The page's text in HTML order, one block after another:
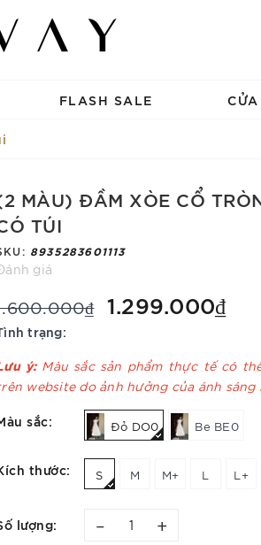
FLASH SALE
MÀU) ĐẦM XÒE CỔ
TÚI
8935283601113
giá
1.299.000₫
trạng:
ý: Màu sắc sản phẩm thực tế có
website do ảnh hưởng của ánh
sắc: Đỏ DO0 Be BE0
thước: S M M+ L L+
lượng: – +